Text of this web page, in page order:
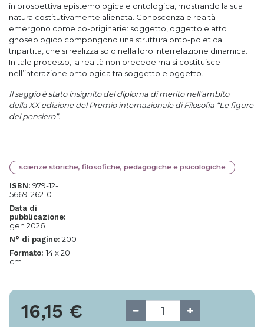
in prospettiva epistemologica e ontologica, mostrando la sua
natura costitutivamente alienata. Conoscenza e realtà
emergono come co-originarie: soggetto, oggetto e atto
gnoseologico compongono una struttura onto-poietica
tripartita, che si realizza solo nella loro interrelazione dinamica.
In tale processo, la realtà non precede ma si costituisce
nell’interazione ontologica tra soggetto e oggetto.
Il saggio è stato insignito del diploma di merito nell’ambito
della XX edizione del Premio internazionale di Filosofia “Le figure
del pensiero”.
scienze storiche, filosofiche, pedagogiche e psicologiche
ISBN: 979-12-
5669-262-0
Data di
pubblicazione:
gen 2026
N° di pagine: 200
Formato: 14 x 20
cm
16,15 €